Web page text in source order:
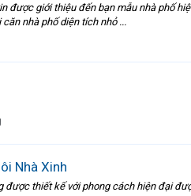
được giới thiệu đến bạn mẫu nhà phố
nhà phố diện tích nhỏ ...
Nhà Xinh
được thiết kế với phong cách hiện đại